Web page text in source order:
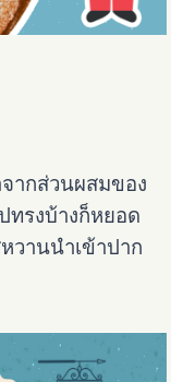
ากส่วนผสมของ
ทรงบ้างก็หยอด
วานนำเข้าปาก